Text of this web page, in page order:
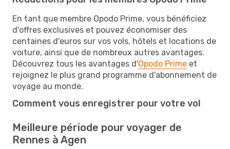
En tant que membre Opodo Prime, vous bénéficiez
d'offres exclusives et pouvez économiser des
centaines d'euros sur vos vols, hôtels et locations de
voiture, ainsi que de nombreux autres avantages.
Découvrez tous les avantages d'Opodo Prime et
rejoignez le plus grand programme d'abonnement de
voyage au monde.
Comment vous enregistrer pour votre vol
Meilleure période pour voyager de
Rennes à Agen